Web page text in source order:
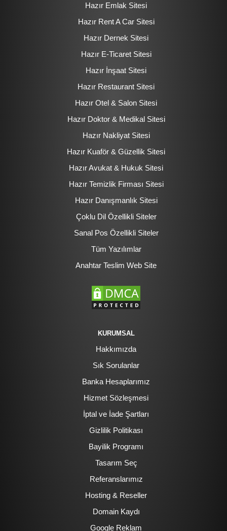
Hazır Emlak Sitesi
Hazır Rent A Car Sitesi
Hazır Dernek Sitesi
Hazır E-Ticaret Sitesi
Hazır İnşaat Sitesi
Hazır Restaurant Sitesi
Hazır Otel & Salon Sitesi
Hazır Doktor & Medikal Sitesi
Hazır Nakliyat Sitesi
Hazır Kuaför & Güzellik Sitesi
Hazır Avukat & Hukuk Sitesi
Hazır Temizlik Firması Sitesi
Hazır Danışmanlık Sitesi
Çoklu Dil Özellikli Siteler
Sanal Pos Özellikli Siteler
Tüm Yazılımlar
Anahtar Teslim Web Site
KURUMSAL
Hakkımızda
Sık Sorulanlar
Banka Hesaplarımız
Hizmet Sözleşmesi
İptal ve İade Şartları
Gizlilik Politikası
Bayilik Programı
Tasarım Seç
Referanslarımız
Hosting & Reseller
Domain Kaydı
Google Reklam